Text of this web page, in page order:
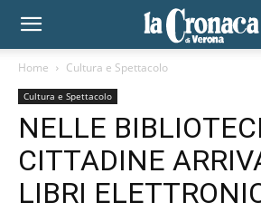
Home Cultura e Spettacolo
Cultura e Spettacolo
NELLE
CITTADINE
LIBRI